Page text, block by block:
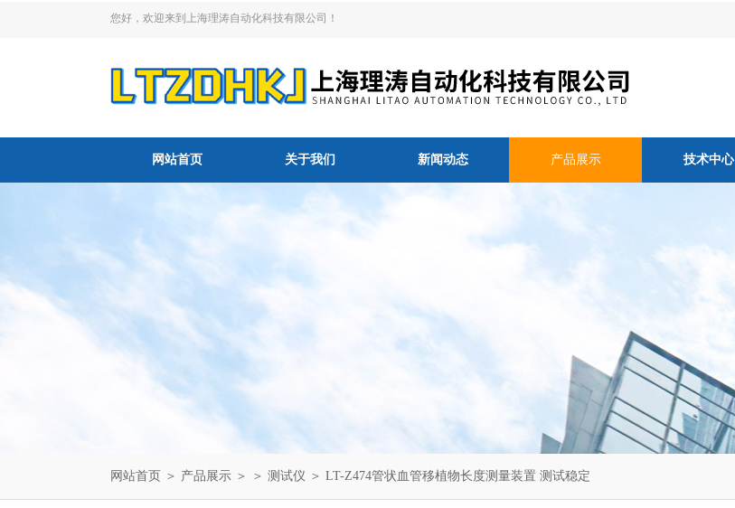
您好，欢迎来到上海理涛自动化科技有限公司！
网站首页 关于我们 新闻动态 产品展示 技术中心
网站首页 ＞ 产品展示 ＞ ＞ 测试仪 ＞ LT-Z474管状血管移植物长度测量装置 测试稳定